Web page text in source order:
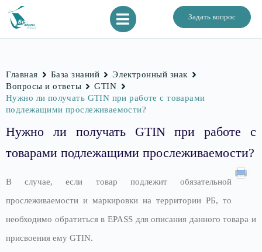
Задать вопрос
Главная База знаний
Электронный знак
Вопросы и ответы
GTIN
Нужно ли получать GTIN при работе с товарами
подлежащими прослеживаемости?
Нужно ли получать GTIN при работе с
товарами подлежащими прослеживаемости?
В случае, если товар подлежит обязательной
прослеживаемости и маркировки на территории РБ, то
необходимо обратиться в EPASS для описания данного товара и
присвоения ему GTIN.